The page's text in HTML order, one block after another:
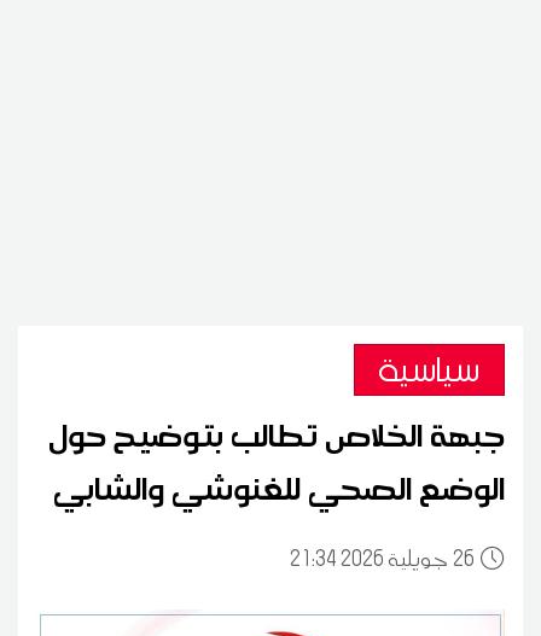
سياسية
جبهة الخلاص تطالب بتوضيح حول
الوضع الصحي للغنوشي والشابي
26 21:34 2026 جويلية